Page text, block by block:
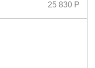
25 830 Р